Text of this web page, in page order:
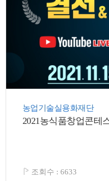
농업기술실용화재단
2021농식품창업콘테
조회수 : 6633